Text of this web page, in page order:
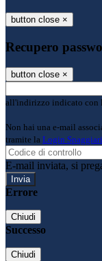
button close ×
Recupero
button close ×
all'indirizzo indicato con
Non hai una e-mail
tramite la Login Spaggiari
E-mail inviata, si
Errore
Chiudi
Successo
Chiudi